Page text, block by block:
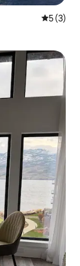
Note
5 (3)